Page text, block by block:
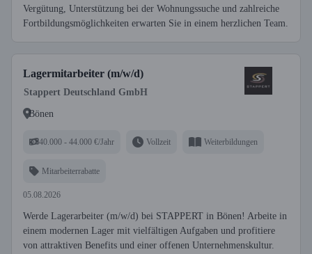
Vergütung, Unterstützung bei der Wohnungssuche und zahlreiche
Fortbildungsmöglichkeiten erwarten Sie in einem herzlichen Team.
Lagermitarbeiter (m/w/d)
Stappert Deutschland GmbH
Bönen
40.000 - 44.000 €/Jahr Vollzeit Weiterbildungen
Mitarbeiterrabatte
05.08.2026
Werde Lagerarbeiter (m/w/d) bei STAPPERT in Bönen! Arbeite in
einem modernen Lager mit vielfältigen Aufgaben und profitiere
von attraktiven Benefits und einer offenen Unternehmenskultur.